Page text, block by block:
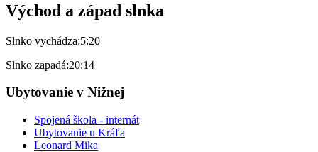
Východ a západ slnka
Slnko vychádza:5:20
Slnko zapadá:20:14
Ubytovanie v Nižnej
Spojená škola - internát
Ubytovanie u Kráľa
Leonard Mika